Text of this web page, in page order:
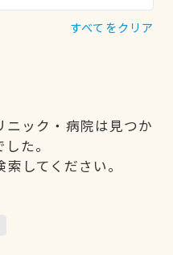
すべてをクリア
ック・病院は見つか
た。
してください。